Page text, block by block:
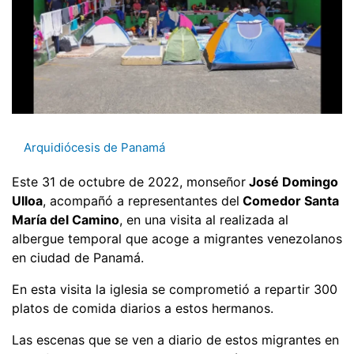
Arquidiócesis de Panamá
Este 31 de octubre de 2022, monseñor José Domingo
Ulloa, acompañó a representantes del Comedor Santa
María del Camino, en una visita al realizada al
albergue temporal que acoge a migrantes venezolanos
en ciudad de Panamá.
En esta visita la iglesia se comprometió a repartir 300
platos de comida diarios a estos hermanos.
Las escenas que se ven a diario de estos migrantes en